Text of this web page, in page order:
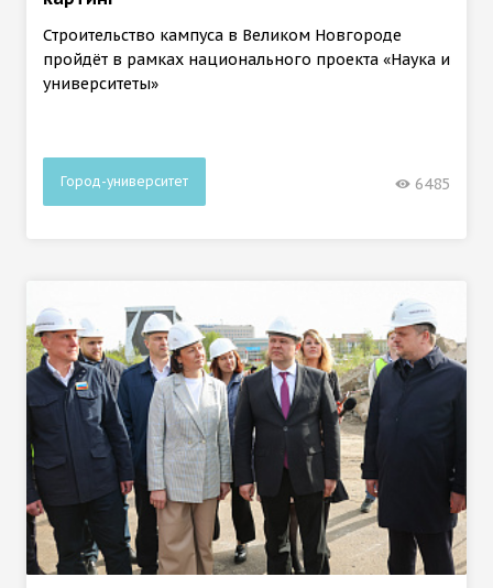
Строительство кампуса в Великом Новгороде
пройдёт в рамках национального проекта «Наука и
университеты»
Город-университет 6485